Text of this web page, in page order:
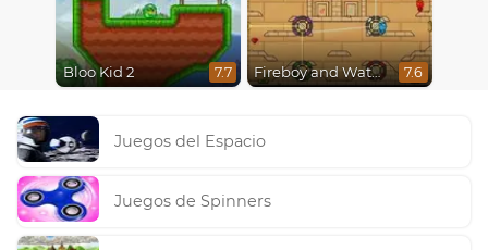
Bloo Kid 2 7.7 Fireboy and Watergirl in The Light Temple 2 7.6
Juegos del Espacio
Juegos de Spinners